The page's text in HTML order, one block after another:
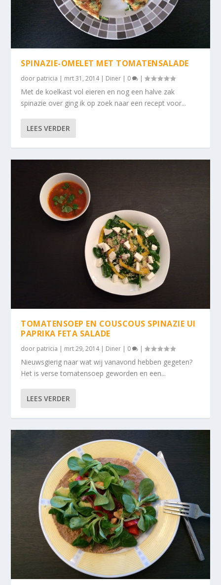
SPINAZIE-OMELET MET TOMATENSALADE
door patricia | mrt 31, 2014| Diner | 0 |
Met de koelkast vol eieren en nog een halve zak
spinazie over ging ik op zoek naar een recept voor...
LEES VERDER
TOMATENSOEP EN COUSCOUS SPINAZIE UI
PAPRIKA FETA SALADE
door patricia | mrt 29, 2014| Diner | 0 |
Nieuwsgierig naar wat wij vanavond hebben gegeten?
Het is verse tomatensoep geworden en een...
LEES VERDER